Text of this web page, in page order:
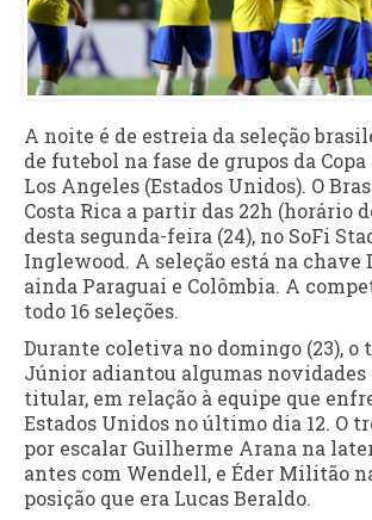
A noite é de estreia da seleção
de futebol na fase de grupos da
Los Angeles (Estados Unidos). O
Costa Rica a partir das 22h (horário
desta segunda-feira (24), no SoFi
Inglewood. A seleção está na chave
ainda Paraguai e Colômbia. A
todo 16 seleções.
Durante coletiva no domingo (23), o
Júnior adiantou algumas
titular, em relação à equipe que
Estados Unidos no último dia 12. O
por escalar Guilherme Arana na
antes com Wendell, e Éder Militão
posição que era Lucas Beraldo.